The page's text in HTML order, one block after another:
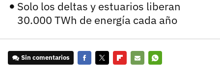
Solo los deltas y estuarios liberan
30.000 TWh de energía cada año
Sin comentarios